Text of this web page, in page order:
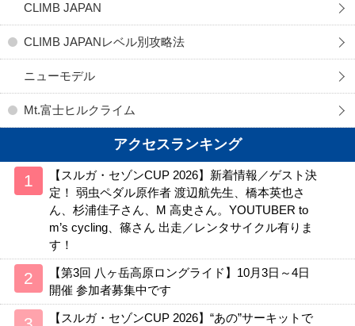
CLIMB JAPAN
CLIMB JAPANレベル別攻略法
ニューモデル
Mt.富士ヒルクライム
アクセスランキング
【スルガ・セゾンCUP 2026】新着情報／ゲスト決
定！ 弱虫ペダル原作者 渡辺航先生、橋本英也さ
ん、杉浦佳子さん、M 高史さん。YOUTUBER to
m’s cycling、篠さん 出走／レンタサイクル有りま
す！
【第3回 八ヶ岳高原ロングライド】10月3日～4日
開催 参加者募集中です
【スルガ・セゾンCUP 2026】“あの”サーキットで